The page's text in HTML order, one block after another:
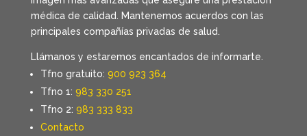
médica de calidad. Mantenemos acuerdos con las
principales compañías privadas de salud.
Llámanos y estaremos encantados de informarte.
Tfno gratuito: 900 923 364
Tfno 1: 983 330 251
Tfno 2: 983 333 833
Contacto